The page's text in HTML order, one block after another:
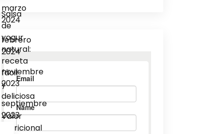
Salsa
de
yogur
natural:
receta
fácil
y
deliciosa
Valor
nutricional
marzo
2024
febrero
2024
noviembre
2023
septiembre
2023